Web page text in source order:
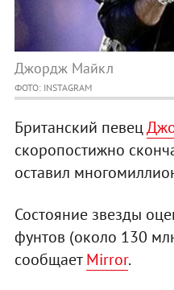
Джордж Майкл
ФОТО: INSTAGRAM
Британский певец
скоропостижно
оставил
Состояние звезды
фунтов (около 130
сообщаетMirror.